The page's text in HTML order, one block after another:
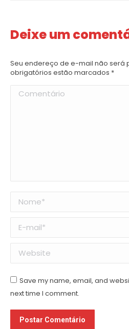
Deixe um
Seu endereço de e-mail não será
obrigatórios estão marcados *
Comentário
Nome *
E-mail *
Website
Save my name, email, and
next time I comment.
Postar Comentário